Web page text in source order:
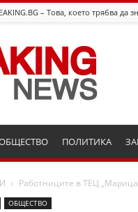
– Това, което трябва да
Breaking.bg
ПОЛИТИКА
Работниците в ТЕЦ
ОБЩЕСТВО